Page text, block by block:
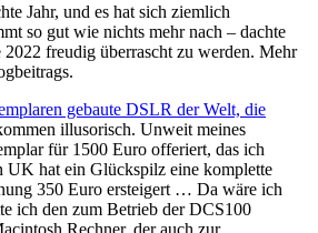
Jahr, und es hat sich ziemlich
so gut wie nichts mehr nach – dachte
2022 freudig überrascht zu werden. Mehr
gebaute DSLR der Welt, die
illusorisch. Unweit meines
für 1500 Euro offeriert, das ich
hat ein Glückspilz eine komplette
350 Euro ersteigert … Da wäre ich
ich den zum Betrieb der DCS100
Rechner, der auch zur